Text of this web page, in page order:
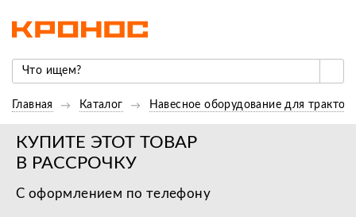
Главная Каталог Навесное оборудование для
КУПИТЕ ЭТОТ ТОВАР
В РАССРОЧКУ
С оформлением по телефону